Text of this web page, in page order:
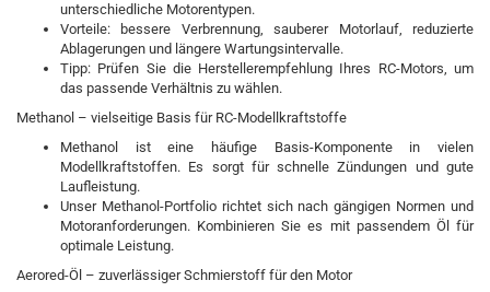
unterschiedliche Motorentypen.
Vorteile: bessere Verbrennung, sauberer Motorlauf, reduzierte
Ablagerungen und längere Wartungsintervalle.
Tipp: Prüfen Sie die Herstellerempfehlung Ihres RC-Motors, um
das passende Verhältnis zu wählen.
Methanol – vielseitige Basis für RC-Modellkraftstoffe
Methanol ist eine häufige Basis-Komponente in vielen
Modellkraftstoffen. Es sorgt für schnelle Zündungen und gute
Laufleistung.
Unser Methanol-Portfolio richtet sich nach gängigen Normen und
Motoranforderungen. Kombinieren Sie es mit passendem Öl für
optimale Leistung.
Aerored-Öl – zuverlässiger Schmierstoff für den Motor